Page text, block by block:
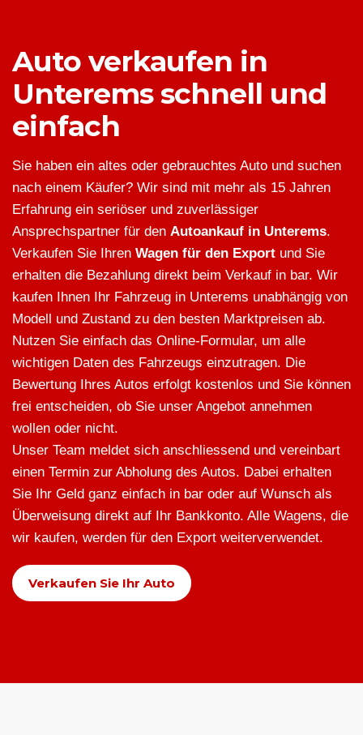
Auto verkaufen in
Unterems schnell und
einfach
Sie haben ein altes oder gebrauchtes Auto und suchen
nach einem Käufer? Wir sind mit mehr als 15 Jahren
Erfahrung ein seriöser und zuverlässiger
Ansprechspartner für den Autoankauf in Unterems.
Verkaufen Sie Ihren Wagen für den Export und Sie
erhalten die Bezahlung direkt beim Verkauf in bar. Wir
kaufen Ihnen Ihr Fahrzeug in Unterems unabhängig von
Modell und Zustand zu den besten Marktpreisen ab.
Nutzen Sie einfach das Online-Formular, um alle
wichtigen Daten des Fahrzeugs einzutragen. Die
Bewertung Ihres Autos erfolgt kostenlos und Sie können
frei entscheiden, ob Sie unser Angebot annehmen
wollen oder nicht.
Unser Team meldet sich anschliessend und vereinbart
einen Termin zur Abholung des Autos. Dabei erhalten
Sie Ihr Geld ganz einfach in bar oder auf Wunsch als
Überweisung direkt auf Ihr Bankkonto. Alle Wagens, die
wir kaufen, werden für den Export weiterverwendet.
Verkaufen Sie Ihr Auto